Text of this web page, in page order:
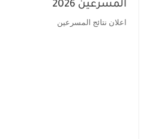
المسرعين 2026
اعلان نتائج المسرعين